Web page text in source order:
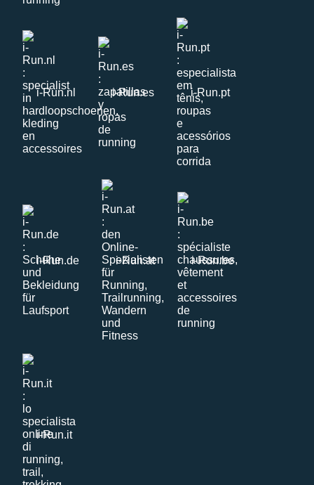
i-Run.nl i-Run.es i-Run.pt
i-Run.de i-Run.at i-Run.be
i-Run.it